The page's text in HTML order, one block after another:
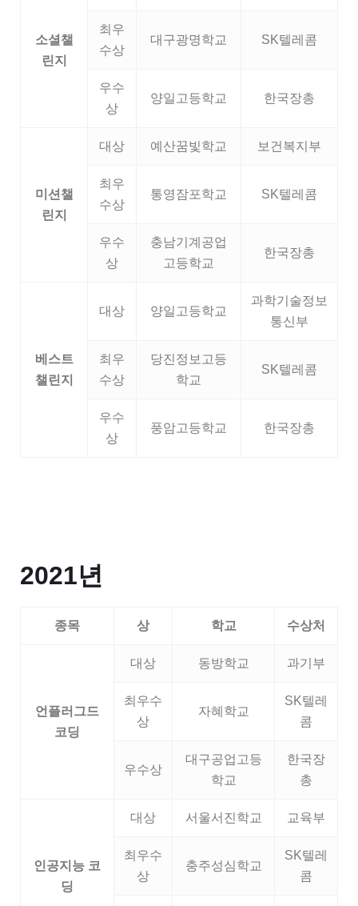
소셜챌
린지
최우
수상
대구광명학교 SK텔레콤
우수
상
양일고등학교 한국장총
미션챌
린지
대상 예산꿈빛학교 보건복지부
최우
수상
통영잠포학교 SK텔레콤
우수
상
충남기계공업
고등학교
한국장총
베스트
챌린지
대상 양일고등학교
과학기술정보
통신부
최우
수상
당진정보고등
학교
SK텔레콤
우수
상
풍암고등학교 한국장총
2021년
종목 상 학교 수상처
언플러그드
코딩
대상 동방학교 과기부
최우수
상
자혜학교
SK텔레
콤
우수상
대구공업고등
학교
한국장
총
인공지능 코
딩
대상 서울서진학교 교육부
최우수
상
충주성심학교
SK텔레
콤